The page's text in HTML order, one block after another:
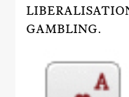
GAMBLING.